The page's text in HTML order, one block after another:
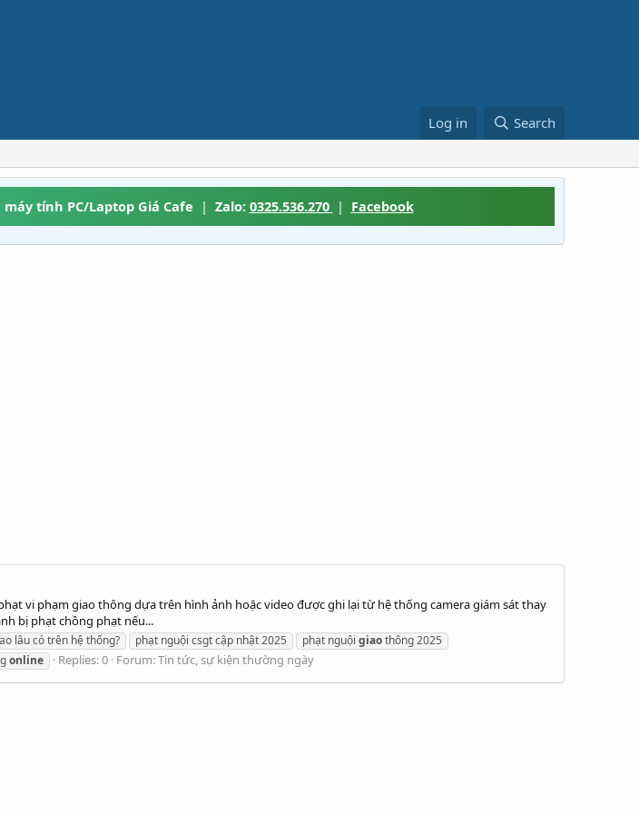
Log in Search
tính PC/Laptop Giá Cafe | Zalo: 0325.536.270 | Facebook
vi phạm giao thông dựa trên hình ảnh hoặc video được ghi lại từ hệ thống camera giám sát thay
bị phạt chồng phạt nếu...
lâu có trên hệ thống? phạt nguội csgt cập nhật 2025 phạt nguộigiaothông 2025
online Replies: 0 Forum:Tin tức, sự kiện thường ngày